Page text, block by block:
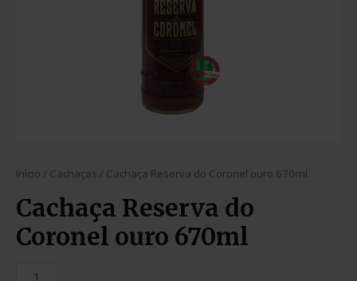
Início / Cachaças / Cachaça Reserva do Coronel ouro 670ml
Cachaça Reserva do
Coronel ouro 670ml